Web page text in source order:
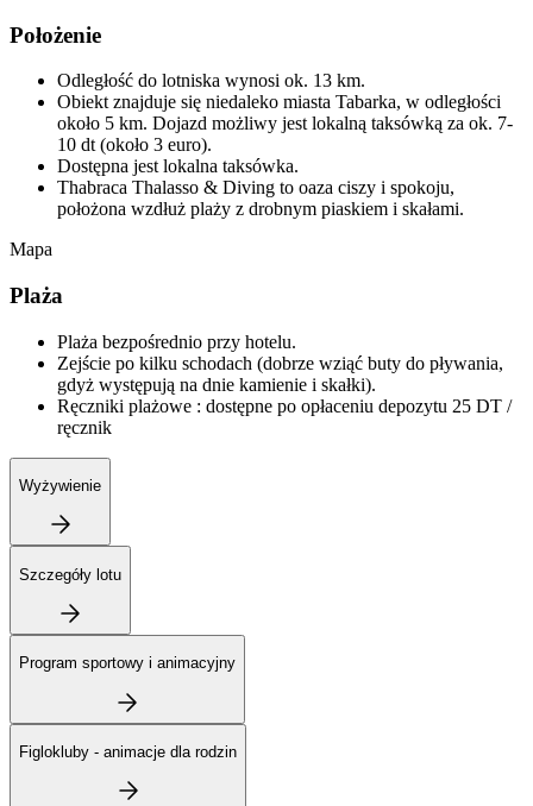
Położenie
Odległość do lotniska wynosi ok. 13 km.
Obiekt znajduje się niedaleko miasta Tabarka, w odległości
około 5 km. Dojazd możliwy jest lokalną taksówką za ok. 7-
10 dt (około 3 euro).
Dostępna jest lokalna taksówka.
Thabraca Thalasso & Diving to oaza ciszy i spokoju,
położona wzdłuż plaży z drobnym piaskiem i skałami.
Mapa
Plaża
Plaża bezpośrednio przy hotelu.
Zejście po kilku schodach (dobrze wziąć buty do pływania,
gdyż występują na dnie kamienie i skałki).
Ręczniki plażowe : dostępne po opłaceniu depozytu 25 DT /
ręcznik
Wyżywienie
Szczegóły lotu
Program sportowy i animacyjny
Figlokluby - animacje dla rodzin